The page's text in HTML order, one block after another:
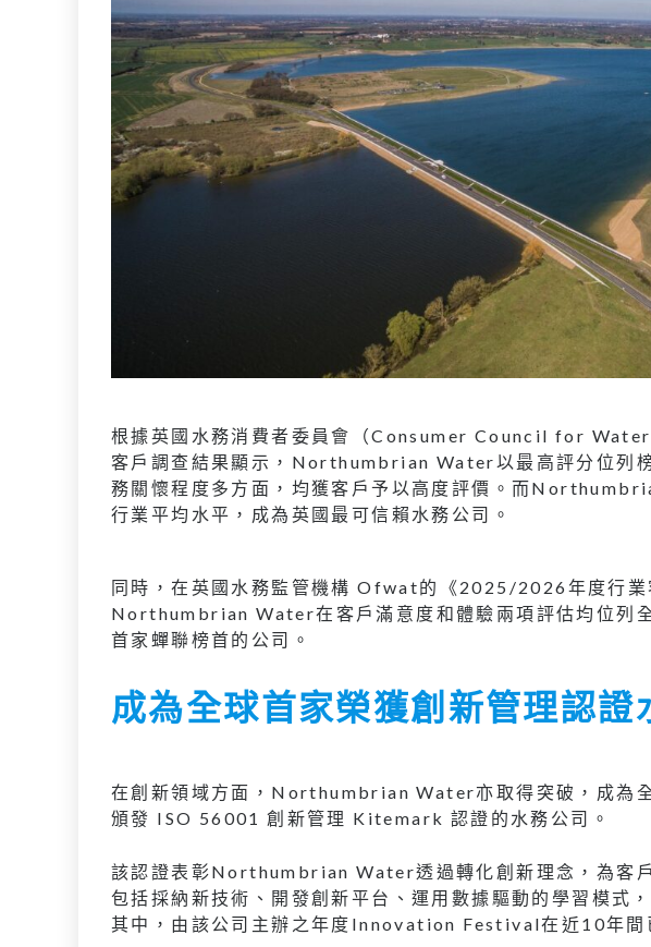
根據英國水務消費者委員會（Consumer Council for
客戶調查結果顯示，Northumbrian Water以最高評分位列
務關懷程度多方面，均獲客戶予以高度評價。而
行業平均水平，成為英國最可信賴水務公司。
同時，在英國水務監管機構 Ofwat的《2025/2026年度行業
Northumbrian Water在客戶滿意度和體驗兩項評估均位列
首家蟬聯榜首的公司。
成為全球首家榮獲創新管理認證
在創新領域方面，Northumbrian Water亦取得突破，成為
頒發 ISO 56001 創新管理 Kitemark 認證的水務公司。
該認證表彰Northumbrian Water透過轉化創新理念，為客
包括採納新技術、開發創新平台、運用數據驅動的學習模式
其中，由該公司主辦之年度Innovation Festival在近10年間